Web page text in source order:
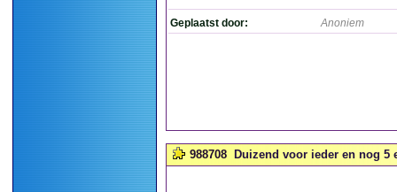
Geplaatst door: Anoniem
988708 Duizend voor ieder en nog 5